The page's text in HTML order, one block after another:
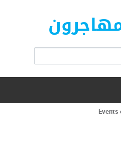
Events